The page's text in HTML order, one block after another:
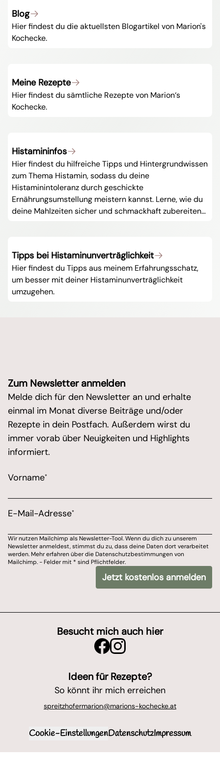
Blog
Hier findest du die aktuellsten Blogartikel von Marion's
Kochecke.
Meine Rezepte
Hier findest du sämtliche Rezepte von Marion‘s
Kochecke.
Histamininfos
Hier findest du hilfreiche Tipps und Hintergrundwissen
zum Thema Histamin, sodass du deine
Histaminintoleranz durch geschickte
Ernährungsumstellung meistern kannst. Lerne, wie du
deine Mahlzeiten sicher und schmackhaft zubereiten
wollen, werden hier fündig werden.
Tipps bei Histaminunverträglichkeit
Hier findest du Tipps aus meinem Erfahrungsschatz,
um besser mit deiner Histaminunverträglichkeit
umzugehen.
Zum Newsletter anmelden
Melde dich für den Newsletter an und erhalte
einmal im Monat diverse Beiträge und/oder
Rezepte in dein Postfach. Außerdem wirst du
immer vorab über Neuigkeiten und Highlights
informiert.
Vorname*
E-Mail-Adresse*
Du kannst dich jederzeit von meinem Newsletter
Wir nutzen Mailchimp als Newsletter-Tool. Wenn du dich zu unserem
/* real people should not fill this in and expect
Wir nutzen Mailchimp als Newsletter-Tool. Wenn du dich zu unserem
Newsletter anmeldest, stimmst du zu, dass deine Daten dort verarbeitet
werden. Mehr erfahren über die Datenschutzbestimmungen von
Mailchimp. - Felder mit * sind Pflichtfelder.
Jetzt kostenlos anmelden
Besucht mich auch hier
Ideen für Rezepte?
So könnt ihr mich erreichen
spreitzhofermarion@marions-kochecke.at
Cookie-EinstellungenDatenschutzImpressum